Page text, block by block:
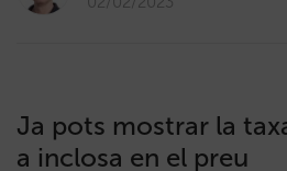
Ja pots mostrar la
a inclosa en el preu